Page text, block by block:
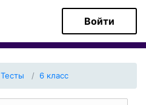
Войти
Тесты 6 класс